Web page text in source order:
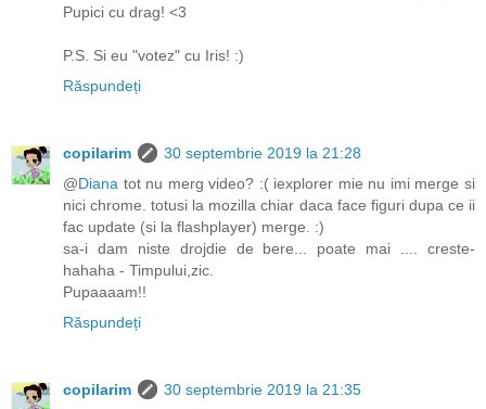
Pupici cu drag! <3
P.S. Si eu "votez" cu Iris! :)
Răspundeți
copilarim
30 septembrie 2019 la 21:28
@Diana tot nu merg video? :( iexplorer mie nu imi merge si
nici chrome. totusi la mozilla chiar daca face figuri dupa ce ii
fac update (si la flashplayer) merge. :)
sa-i dam niste drojdie de bere... poate mai .... creste-
hahaha - Timpului,zic.
Pupaaaam!!
Răspundeți
copilarim
30 septembrie 2019 la 21:35